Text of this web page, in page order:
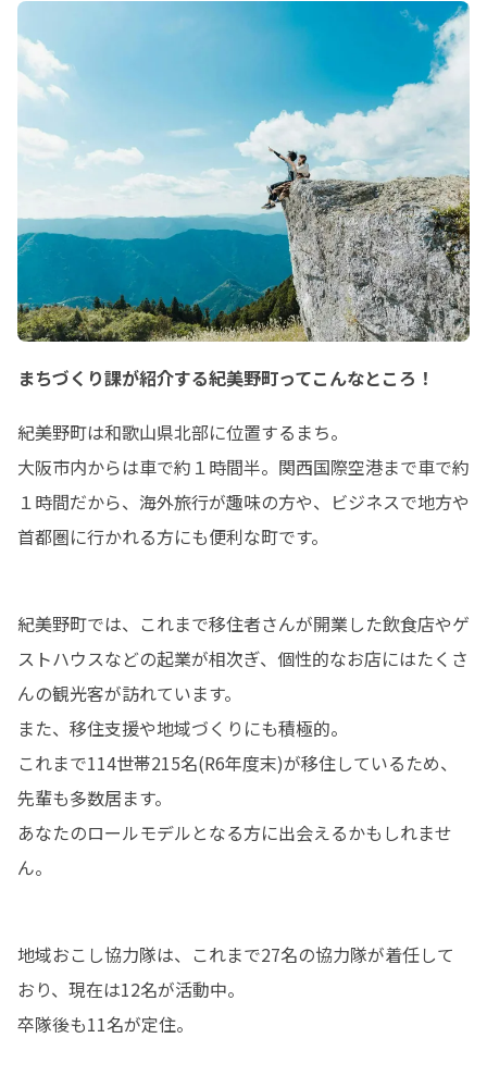
まちづくり課が紹介する紀美野町ってこんなところ！
紀美野町は和歌山県北部に位置するまち。
大阪市内からは車で約１時間半。関西国際空港まで車で約
１時間だから、海外旅行が趣味の方や、ビジネスで地方や
首都圏に行かれる方にも便利な町です。
紀美野町では、これまで移住者さんが開業した飲食店やゲ
ストハウスなどの起業が相次ぎ、個性的なお店にはたくさ
んの観光客が訪れています。
また、移住支援や地域づくりにも積極的。
これまで114世帯215名(R6年度末)が移住しているため、
先輩も多数居ます。
あなたのロールモデルとなる方に出会えるかもしれませ
ん。
地域おこし協力隊は、これまで27名の協力隊が着任して
おり、現在は12名が活動中。
卒隊後も11名が定住。